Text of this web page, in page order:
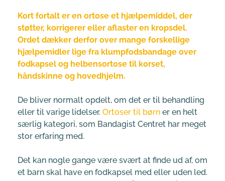
Kort fortalt er en ortose et hjælpemiddel, der
støtter, korrigerer eller aflaster en kropsdel.
Ordet dækker derfor over mange forskellige
hjælpemidler lige fra klumpfodsbandage over
fodkapsel og helbensortose til korset,
håndskinne og hovedhjelm.
De bliver normalt opdelt, om det er til behandling
eller til varige lidelser. Ortoser til børn er en helt
særlig kategori, som Bandagist Centret har meget
stor erfaring med.
Det kan nogle gange være svært at finde ud af, om
et barn skal have en fodkapsel med eller uden led.